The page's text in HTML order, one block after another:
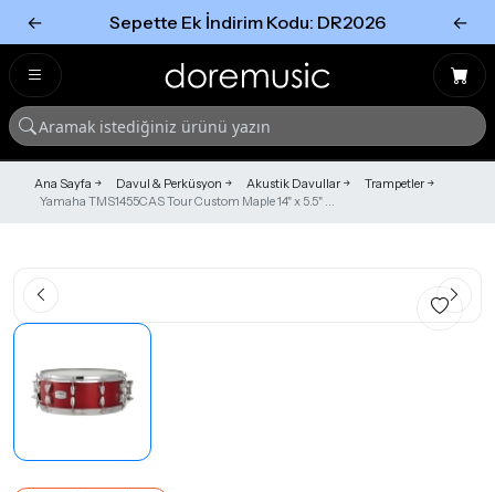
← Sepette Ek İndirim Kodu: DR2026 ←
Ana Sayfa Davul & Perküsyon Akustik Davullar
Trampetler
Yamaha TMS1455CAS Tour Custom Maple 14" x 5.5" ...
Tümünü Gör
Tümünü gör